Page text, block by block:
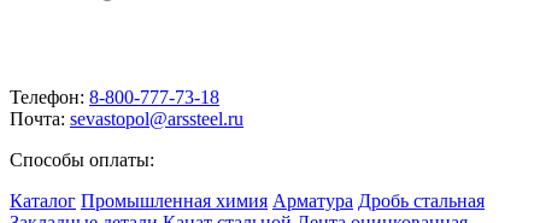
Телефон: 8-800-777-73-18
Почта: sevastopol@arssteel.ru
Способы оплаты:
Каталог Промышленная химия Арматура Дробь стальная